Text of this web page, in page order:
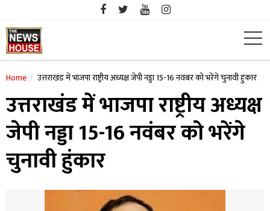
content
Home उत्तराखंड में भाजपा राष्ट्रीय अध्यक्ष जेपी नड्डा 15-16 नवंबर को भरेंगे चुनावी हुंकार
उत्तराखंड में भाजपा राष्ट्रीय अध्यक्ष
जेपी नड्डा 15-16 नवंबर को भरेंगे
चुनावी हुंकार